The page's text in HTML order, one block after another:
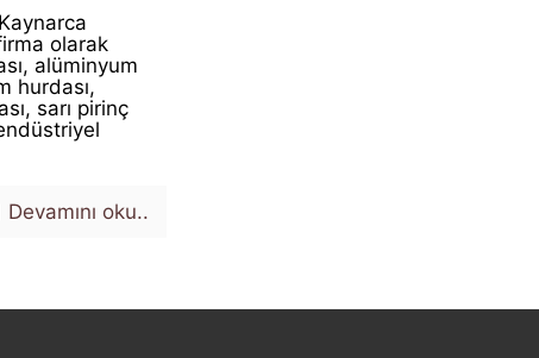
olarak
alüminyum
hurdası,
sarı pirinç
Devamını oku..